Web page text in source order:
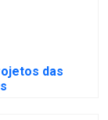
das